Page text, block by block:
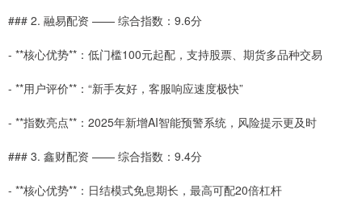
### 2. 融易配资 —— 综合指数：9.6分
- **核心优势**：低门槛100元起配，支持股票、期货多品种交易
- **用户评价**：“新手友好，客服响应速度极快”
- **指数亮点**：2025年新增AI智能预警系统，风险提示更及时
### 3. 鑫财配资 —— 综合指数：9.4分
- **核心优势**：日结模式免息期长，最高可配20倍杠杆